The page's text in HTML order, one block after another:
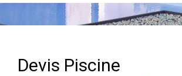
Devis Piscine